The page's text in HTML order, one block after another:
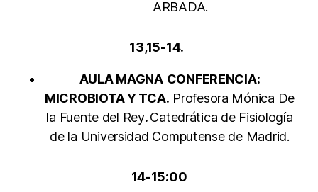
ARBADA.
13,15-14.
AULA MAGNA CONFERENCIA:
MICROBIOTA Y TCA. Profesora Mónica De
la Fuente del Rey.Catedrática de Fisiología
de la Universidad Computense de Madrid.
14-15:00